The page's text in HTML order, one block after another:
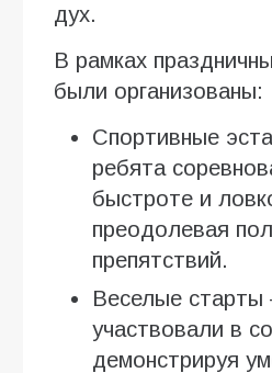
дух.
В рамках
были организованы:
Спортивные
ребята
быстроте и
преодолевая
препятствий.
Веселые
участвовали в
демонстрируя